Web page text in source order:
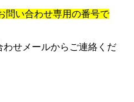
問い合わせ専用の番号で
せメールからご連絡くだ